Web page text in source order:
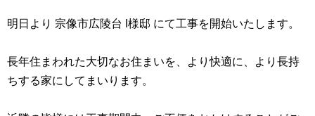
明日より 宗像市広陵台 I様邸 にて工事を開始いたします。
長年住まわれた大切なお住まいを、より快適に、より長持
ちする家にしてまいります。